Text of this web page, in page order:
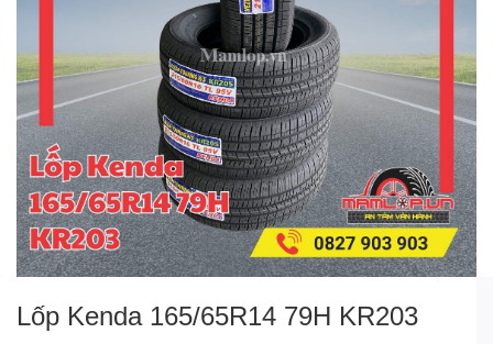
Lốp Kenda 165/65R14 79H KR203